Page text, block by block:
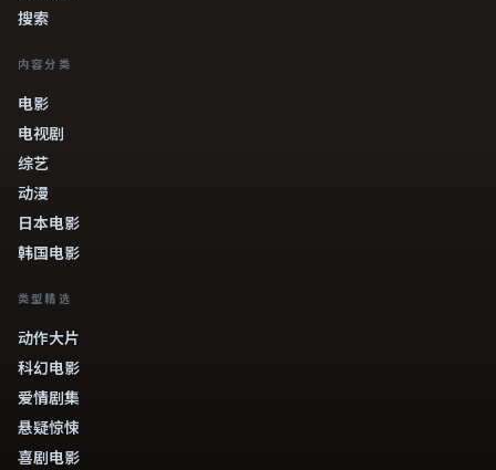
搜索
内容分类
电影
电视剧
综艺
动漫
日本电影
韩国电影
类型精选
动作大片
科幻电影
爱情剧集
悬疑惊悚
喜剧电影